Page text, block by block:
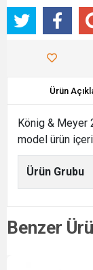
Ürün
König & Meyer
model ürün
Ürün Grubu
Benzer